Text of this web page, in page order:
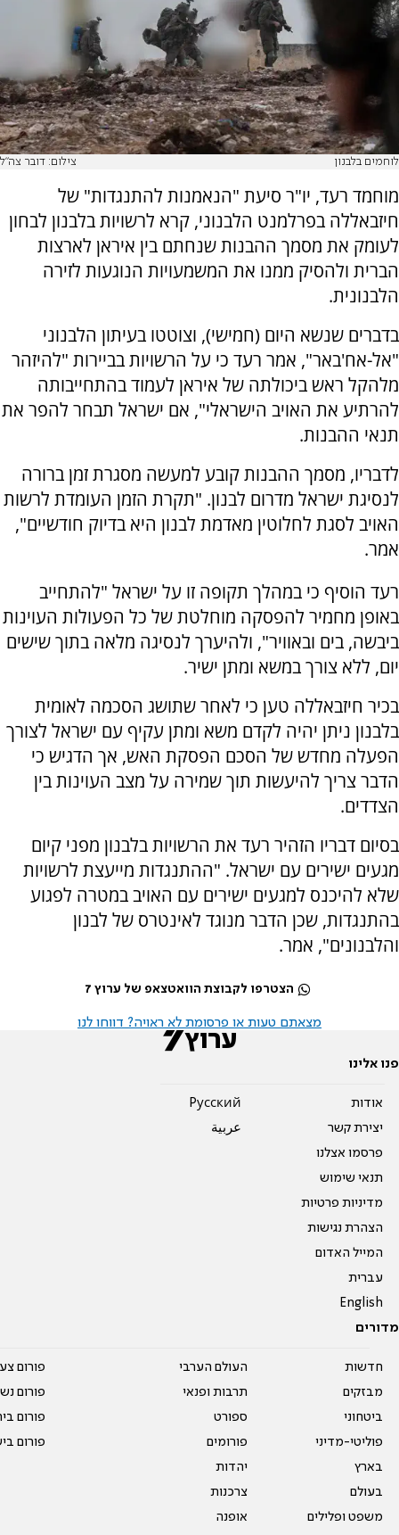
לוחמים בלבנון צילום: דובר צה"ל
מוחמד רעד, יו"ר סיעת "הנאמנות להתנגדות" של
חיזבאללה בפרלמנט הלבנוני, קרא לרשויות בלבנון לבחון
לעומק את מסמך ההבנות שנחתם בין איראן לארצות
הברית ולהסיק ממנו את המשמעויות הנוגעות לזירה
הלבנונית.
בדברים שנשא היום (חמישי), וצוטטו בעיתון הלבנוני
"אל-אח'באר", אמר רעד כי על הרשויות בביירות "להיזהר
מלהקל ראש ביכולתה של איראן לעמוד בהתחייבותה
להרתיע את האויב הישראלי", אם ישראל תבחר להפר את
תנאי ההבנות.
לדבריו, מסמך ההבנות קובע למעשה מסגרת זמן ברורה
לנסיגת ישראל מדרום לבנון. "תקרת הזמן העומדת לרשות
האויב לסגת לחלוטין מאדמת לבנון היא בדיוק חודשיים",
אמר.
רעד הוסיף כי במהלך תקופה זו על ישראל "להתחייב
באופן מחמיר להפסקה מוחלטת של כל הפעולות העוינות
ביבשה, בים ובאוויר", ולהיערך לנסיגה מלאה בתוך שישים
יום, ללא צורך במשא ומתן ישיר.
בכיר חיזבאללה טען כי לאחר שתושג הסכמה לאומית
בלבנון ניתן יהיה לקדם משא ומתן עקיף עם ישראל לצורך
הפעלה מחדש של הסכם הפסקת האש, אך הדגיש כי
הדבר צריך להיעשות תוך שמירה על מצב העוינות בין
הצדדים.
בסיום דבריו הזהיר רעד את הרשויות בלבנון מפני קיום
מגעים ישירים עם ישראל. "ההתנגדות מייעצת לרשויות
שלא להיכנס למגעים ישירים עם האויב במטרה לפגוע
בהתנגדות, שכן הדבר מנוגד לאינטרס של לבנון
והלבנונים", אמר.
הצטרפו לקבוצת הוואטצאפ של ערוץ 7
מצאתם טעות או פרסומת לא ראויה? דווחו לנו
פנו אלינו
אודות
יצירת קשר
פרסמו אצלנו
תנאי שימוש
מדיניות פרטיות
הצהרת נגישות
המייל האדום
עברית
English
Pусский
عربية
מדורים
חדשות
מבזקים
ביטחוני
פוליטי-מדיני
בארץ
בעולם
משפט ופלילים
העולם הערבי
תרבות ופנאי
ספורט
פורומים
יהדות
צרכנות
אופנה
פורום
פורום
פורום
פורום